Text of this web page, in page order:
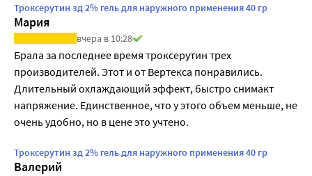
Троксерутин зд 2% гель для наружного применения 40 гр
Мария
вчера в 10:28
Брала за последнее время троксерутин трех
производителей. Этот и от Вертекса понравились.
Длительный охлаждающий эффект, быстро снимакт
напряжение. Единственное, что у этого объем меньше, не
очень удобно, но в цене это учтено.
Троксерутин зд 2% гель для наружного применения 40 гр
Валерий